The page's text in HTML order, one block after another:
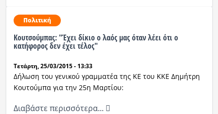
Πολιτική
Kουτσούμπας: "Έχει δίκιο ο λαός μας όταν λέει ότι ο
κατήφορος δεν έχει τέλος"
Τετάρτη, 25/03/2015 - 13:33
Δήλωση του γενικού γραμματέα της ΚΕ του ΚΚΕ Δημήτρη
Κουτούμπα για την 25η Μαρτίου:
Διαβάστε περισσότερα...